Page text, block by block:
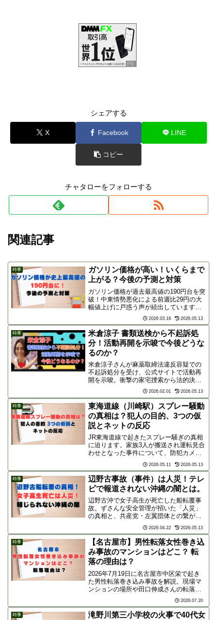
シェアする
X Facebook LINE
コピー
チャタローをフォローする
関連記事
時事
ガソリン価格が高い！いくらまで
上がる？今後の予測と対策
ガソリン価格が過去最高値の190円台を突
破！中東情勢悪化による前週比29円の大
幅値上げに戸惑う声が続出しています。
本記事では、価格高騰の理由と今後の予
測を徹底解説。一喜一憂せず、この事態
を冷静に乗り切るための具体的な対策を
お伝えします。
2026.03.18 2026.05.13
時事
米倉涼子 書類送検から不起訴処
分！活動再開を示唆で今後どうな
るのか？
米倉涼子さんが麻薬取締法違反容疑での
不起訴処分を受け、公式サイトで活動再
開を示唆。衝撃の家宅捜索から法的決着
までの経緯をタイムラインで解説しま
す。50歳を迎えた「視聴率女王」の今後
の芸能活動や、ドラマ復帰の可能性を徹
底予測！
2026.02.01 2026.05.13
時事
東海道線（川崎駅）スプレー騒動
の真相は？犯人の目的、3つの仮
説とネットの反応
JR東海道線で起きたスプレー騒ぎの真相
に迫ります。家族3人が搬送され運転見合
わせとなった事件について、防犯カメラ
の謎や「誰が何のためにやったのか」を3
つの仮説から徹底考察。ネット上の反応
や疑問の声もわかりやすくまとめまし
た。
2026.05.11 2026.05.13
時事
辺野古事故（事件）は人災！テレ
ビで報道されない沖縄の闇とは。
辺野古沖で女子高生が死亡した船転覆事
故。ずさんな安全管理が招いた「人災」
の真相と、共産党・左翼団体との繋が
り、そしてメディアがこの事件を報じな
い驚きの理由を徹底解説。亡くなった生
徒の無念と沖縄の闇を、ブログで広く世
間に伝えます。
2026.04.22 2026.05.13
時事
【名古屋市】男性転落女性巻き込
み事故のマンションはどこ？ 転
落の理由は？
2026年7月19日に名古屋市中区栄で起き
た男性転落巻き込み事故を解説。現場マ
ンションの場所や田口伸成さんの転落理
由、被害者・稲葉朋来さん側への損害賠
償請求の可否、相続放棄の課題など全容
をまとめました。
2026.07.20
時事
滝野川第三小学校の火事で40代女